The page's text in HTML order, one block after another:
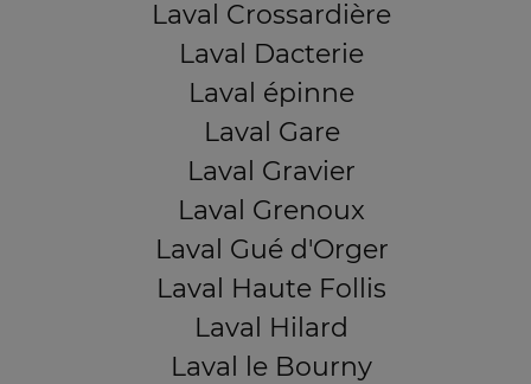
Laval Crossardière
Laval Dacterie
Laval épinne
Laval Gare
Laval Gravier
Laval Grenoux
Laval Gué d'Orger
Laval Haute Follis
Laval Hilard
Laval le Bourny